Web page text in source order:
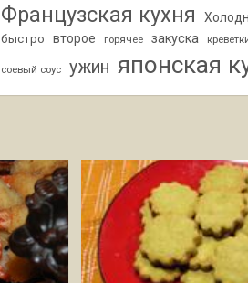
Французская кухня
быстро второе горячее закуска
соевый соус ужин японская